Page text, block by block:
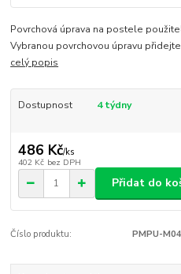
Povrchová úprava na postele
Vybranou povrchovou úpravu
celý popis
Dostupnost 4 týdny
486 Kč/ks
402 Kč bez DPH
Přidat do
Číslo produktu: PMPU-M04